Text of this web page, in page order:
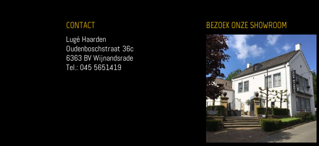
CONTACT
Lugé Haarden
Oudenboschstraat 36c
6363 BV Wijnandsrade
Tel.: 045 5651419
BEZOEK ONZE SHOWROOM